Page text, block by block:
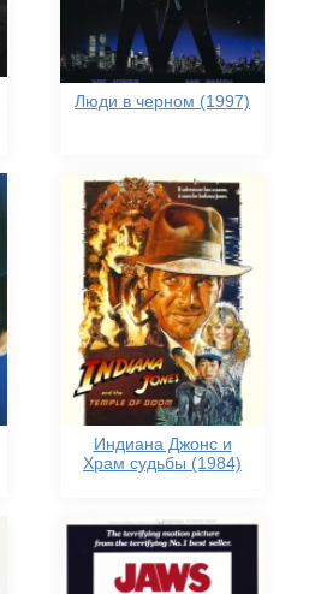
Люди в черном (1997)
Индиана Джонс и
Храм судьбы (1984)